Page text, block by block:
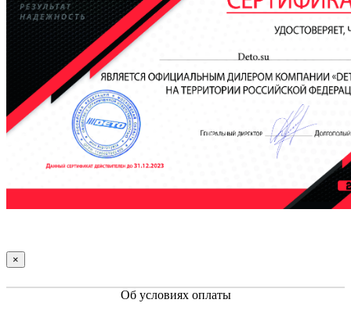
×
Об условиях оплаты